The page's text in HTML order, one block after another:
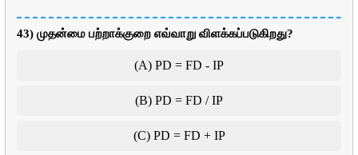
43) முதன்மை பற்றாக்குறை எவ்வாறு விளக்கப்படுகிறது?
(A) PD = FD - IP
(B) PD = FD / IP
(C) PD = FD + IP